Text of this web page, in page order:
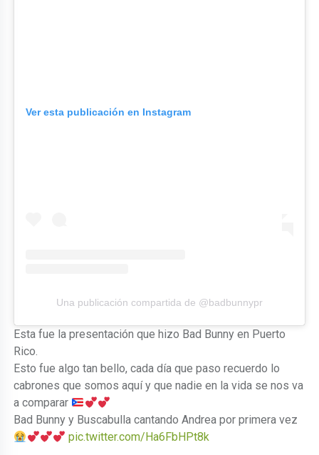
Ver esta publicación en Instagram
Una publicación compartida de @badbunnypr
Esta fue la presentación que hizo Bad Bunny en Puerto
Rico.
Esto fue algo tan bello, cada día que paso recuerdo lo
cabrones que somos aquí y que nadie en la vida se nos va
a comparar
Bad Bunny y Buscabulla cantando Andrea por primera vez
pic.twitter.com/Ha6FbHPt8k